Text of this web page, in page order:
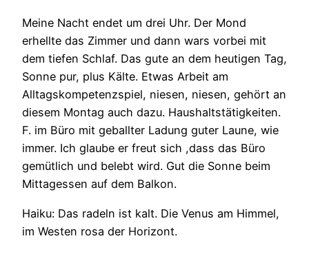
Meine Nacht endet um drei Uhr. Der Mond
erhellte das Zimmer und dann wars vorbei mit
dem tiefen Schlaf. Das gute an dem heutigen Tag,
Sonne pur, plus Kälte. Etwas Arbeit am
Alltagskompetenzspiel, niesen, niesen, gehört an
diesem Montag auch dazu. Haushaltstätigkeiten.
F. im Büro mit geballter Ladung guter Laune, wie
immer. Ich glaube er freut sich ,dass das Büro
gemütlich und belebt wird. Gut die Sonne beim
Mittagessen auf dem Balkon.
Haiku: Das radeln ist kalt. Die Venus am Himmel,
im Westen rosa der Horizont.